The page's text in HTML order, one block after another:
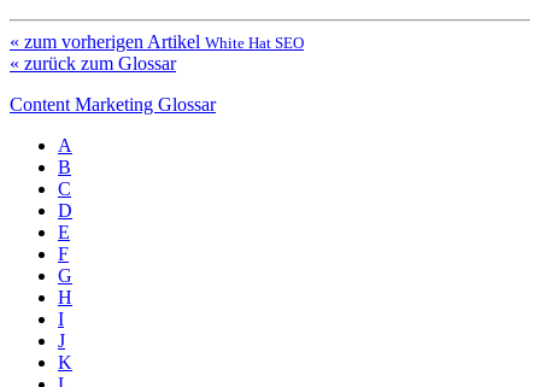
« zum vorherigen Artikel White Hat SEO
« zurück zum Glossar
Content Marketing Glossar
A
B
C
D
E
F
G
H
I
J
K